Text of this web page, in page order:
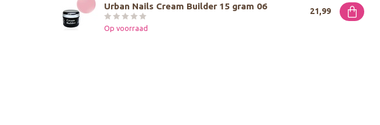
Urban Nails Cream Builder 15 gram 06
Op voorraad
21,99